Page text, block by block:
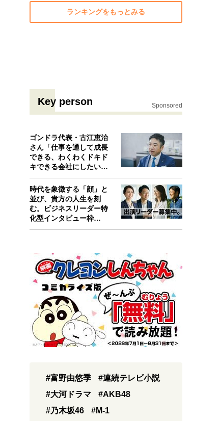
ランキングをもっとみる
Key person Sponsored
ゴンドラ代表・古江恵治
さん「仕事を通して成長
できる、わくわくドキド
キできる会社にしたいと
考えたんで…
時代を象徴する「顔」と
並び、貴方の人生を刻
む。ビジネスリーダー特
化型インタビュー枠
『Key person』始…
#富野由悠季
#連続テレビ小説
#大河ドラマ
#AKB48
#乃木坂46
#M-1